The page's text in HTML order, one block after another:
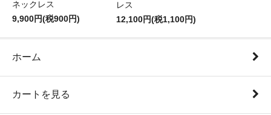
ネックレス
9,900円(税900円)
レス
12,100円(税1,100円)
ホーム
カートを見る